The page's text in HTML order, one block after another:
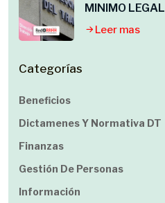
MINIMO LEGAL
Leer mas
Categorías
Beneficios
Dictamenes Y Normativa DT
Finanzas
Gestión De Personas
Información